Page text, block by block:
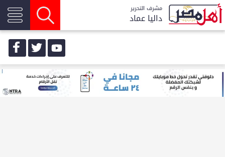
مشرف التحرير
داليا عماد